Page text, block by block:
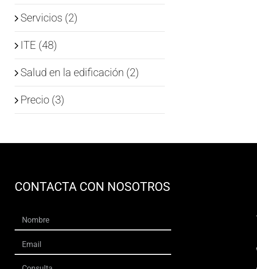
Servicios (2)
ITE (48)
Salud en la edificación (2)
Precio (3)
CONTACTA CON NOSOTROS